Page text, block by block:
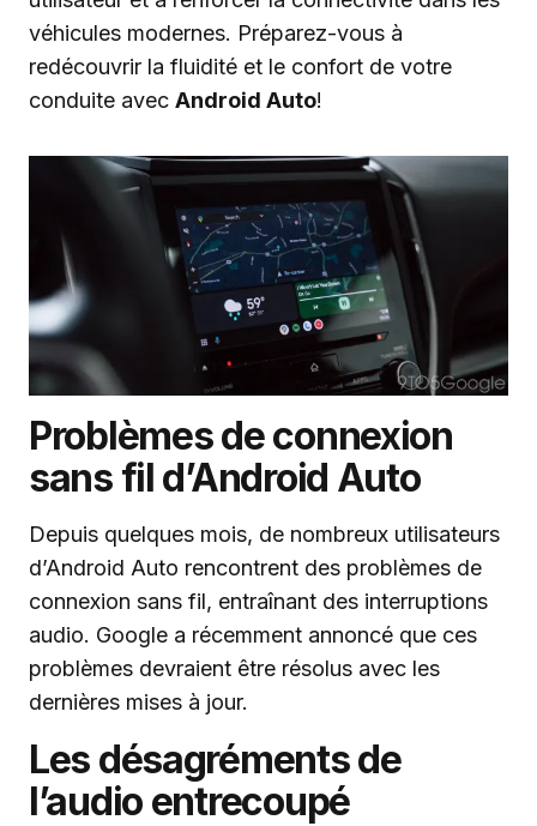
véhicules modernes. Préparez-vous à
redécouvrir la fluidité et le confort de votre
conduite avec Android Auto!
Problèmes de connexion
sans fil d’Android Auto
Depuis quelques mois, de nombreux utilisateurs
d’Android Auto rencontrent des problèmes de
connexion sans fil, entraînant des interruptions
audio. Google a récemment annoncé que ces
problèmes devraient être résolus avec les
dernières mises à jour.
Les désagréments de
l’audio entrecoupé